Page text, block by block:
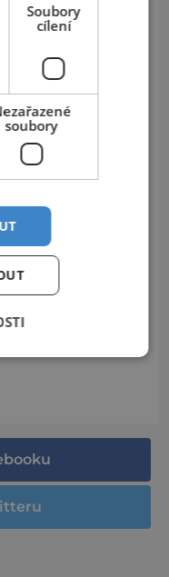
Soubory
cílení
soubory